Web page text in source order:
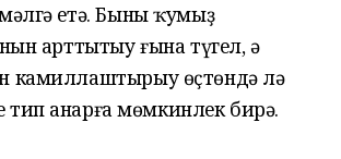
етә. Быны ҡумыҙ
арттытыу ғына түгел, ә
камиллаштырыу өҫтөндә лә
тип һанарға мөмкинлек бирә.